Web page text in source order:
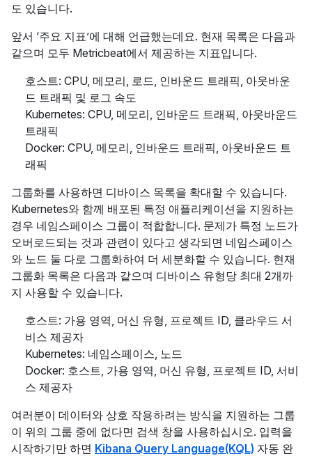
도 있습니다.
앞서 ‘주요 지표’에 대해 언급했는데요. 현재 목록은 다음과
같으며 모두 Metricbeat에서 제공하는 지표입니다.
호스트: CPU, 메모리, 로드, 인바운드 트래픽, 아웃바운
드 트래픽 및 로그 속도
Kubernetes: CPU, 메모리, 인바운드 트래픽, 아웃바운드
트래픽
Docker: CPU, 메모리, 인바운드 트래픽, 아웃바운드 트
래픽
그룹화를 사용하면 디바이스 목록을 확대할 수 있습니다.
Kubernetes와 함께 배포된 특정 애플리케이션을 지원하는
경우 네임스페이스 그룹이 적합합니다. 문제가 특정 노드가
오버로드되는 것과 관련이 있다고 생각되면 네임스페이스
와 노드 둘 다로 그룹화하여 더 세분화할 수 있습니다. 현재
그룹화 목록은 다음과 같으며 디바이스 유형당 최대 2개까
지 사용할 수 있습니다.
호스트: 가용 영역, 머신 유형, 프로젝트 ID, 클라우드 서
비스 제공자
Kubernetes: 네임스페이스, 노드
Docker: 호스트, 가용 영역, 머신 유형, 프로젝트 ID, 서비
스 제공자
여러분이 데이터와 상호 작용하려는 방식을 지원하는 그룹
이 위의 그룹 중에 없다면 검색 창을 사용하십시오. 입력을
시작하기만 하면 Kibana Query Language(KQL) 자동 완